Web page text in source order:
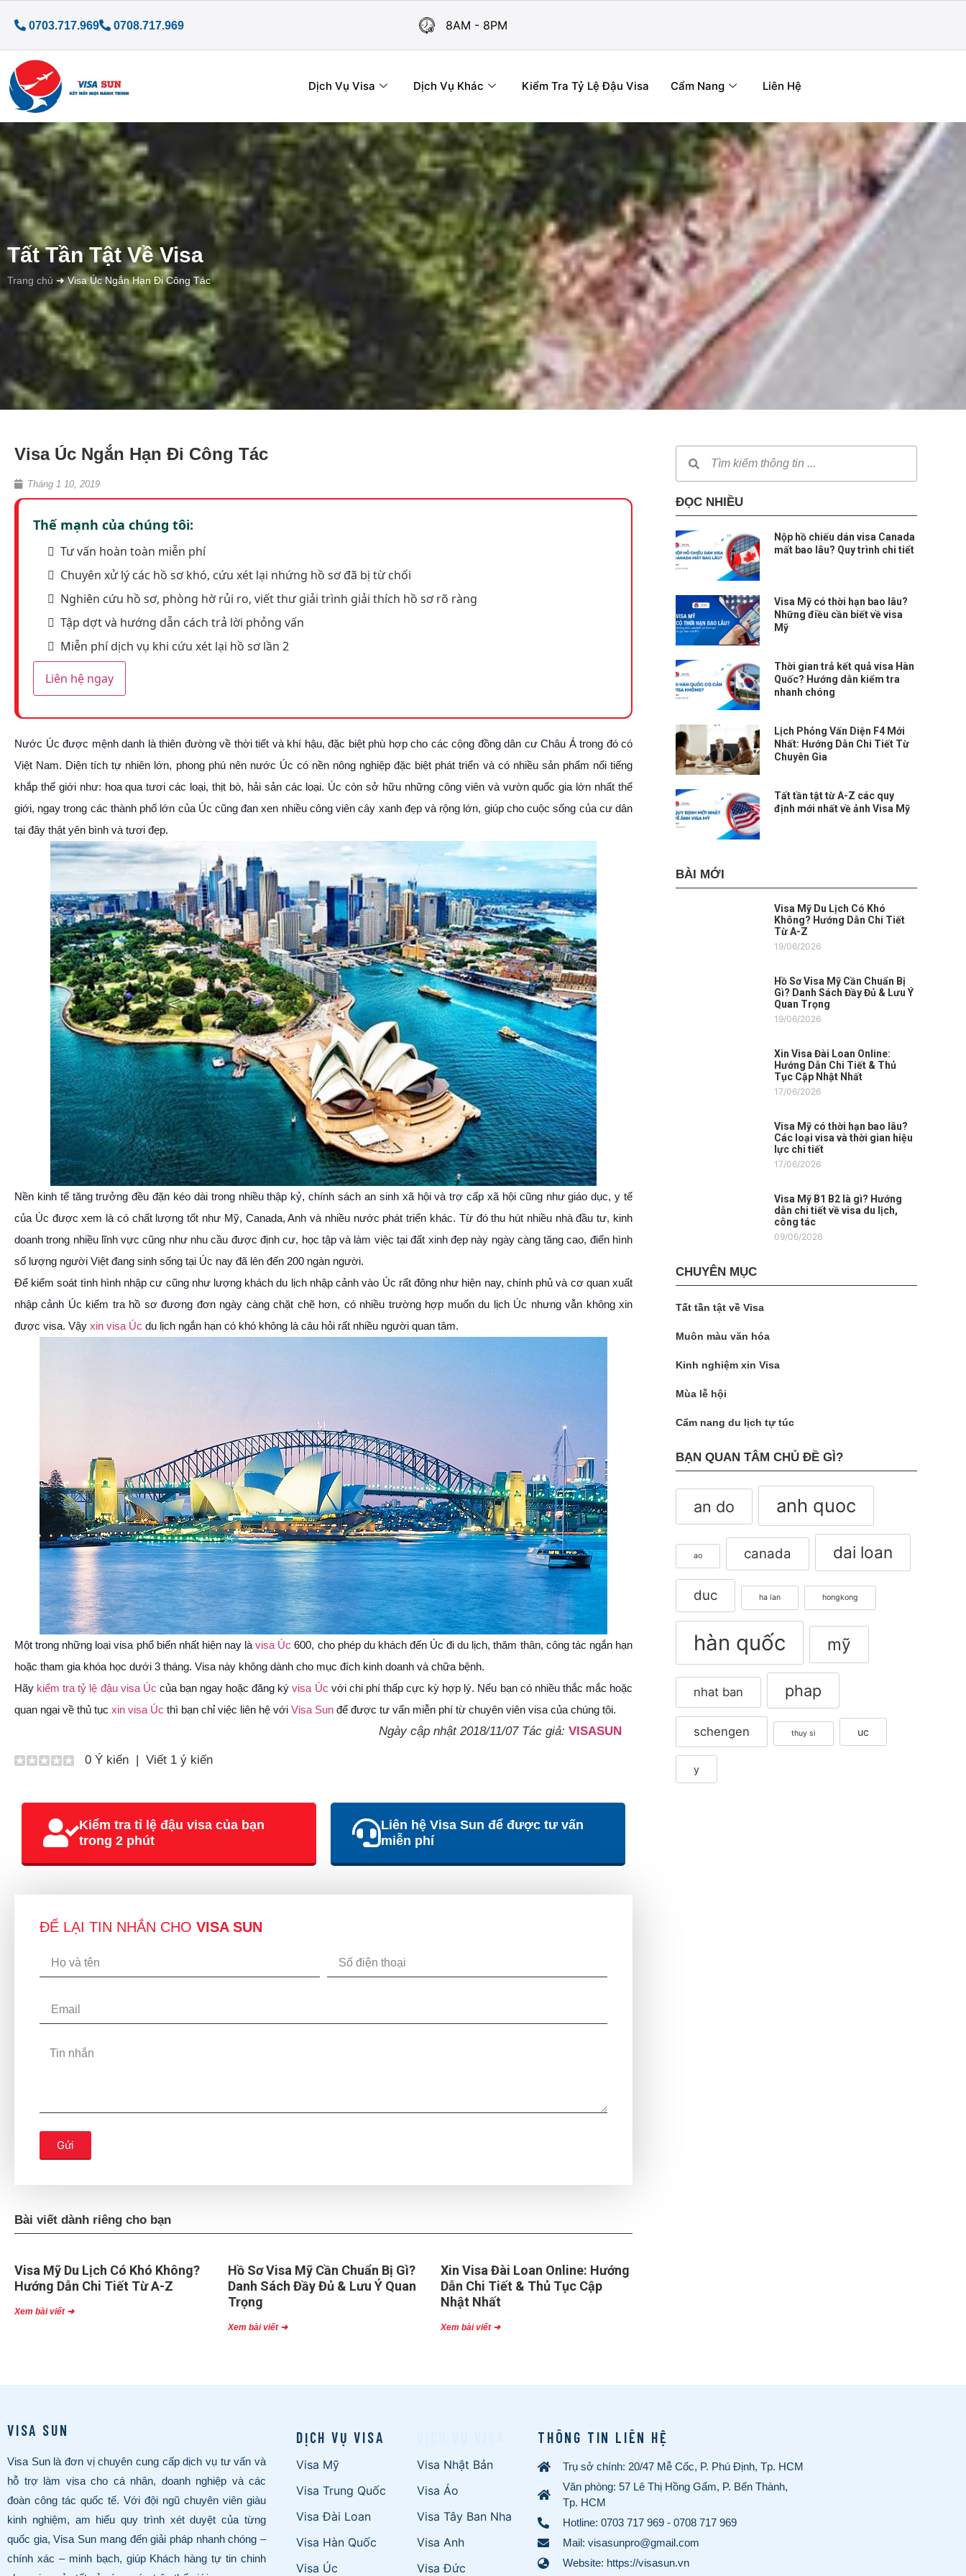
0703.717.969 0708.717.969 8AM - 8PM
Dịch Vụ Visa Dịch Vụ Khác Kiểm Tra Tỷ Lệ Đậu Visa Cẩm Nang Liên Hệ
Tất Tần Tật Về Visa
Trang chủ ➜Visa Úc Ngắn Hạn Đi Công Tác
Visa Úc Ngắn Hạn Đi Công Tác
Tháng 1 10, 2019
Thế mạnh của chúng tôi:
Tư vấn hoàn toàn miễn phí
Chuyên xử lý các hồ sơ khó, cứu xét lại nhứng hồ sơ đã bị từ chối
Nghiên cứu hồ sơ, phòng hờ rủi ro, viết thư giải trình giải thích hồ sơ rõ ràng
Tập dợt và hướng dẫn cách trả lời phỏng vấn
Miễn phí dịch vụ khi cứu xét lại hồ sơ lần 2
Liên hệ ngay
Nước Úc được mệnh danh là thiên đường về thời tiết và khí hậu, đặc biệt phù hợp cho các cộng đồng dân cư Châu Á trong đó có
Việt Nam. Diện tích tự nhiên lớn, phong phú nên nước Úc có nền nông nghiệp đặc biệt phát triển và có nhiều sản phẩm nổi tiếng
khắp thể giới như: hoa qua tươi các loại, thịt bò, hải sản các loại. Úc còn sở hữu những công viên và vườn quốc gia lớn nhất thế
giới, ngay trong các thành phố lớn của Úc cũng đan xen nhiều công viên cây xanh đẹp và rộng lớn, giúp cho cuộc sống của cư dân
tại đây thật yên bình và tươi đẹp.
Nền kinh tế tăng trưởng đều đặn kéo dài trong nhiều thập kỷ, chính sách an sinh xã hội và trợ cấp xã hội cũng như giáo dục, y tế
của Úc được xem là có chất lượng tốt như Mỹ, Canada, Anh và nhiều nước phát triển khác. Từ đó thu hút nhiều nhà đầu tư, kinh
doanh trong nhiều lĩnh vực cũng như nhu cầu được định cư, học tập và làm việc tại đất xinh đẹp này ngày càng tăng cao, điển hình
số lượng người Việt đang sinh sống tại Úc nay đã lên đến 200 ngàn người.
Để kiểm soát tình hình nhập cư cũng như lượng khách du lịch nhập cảnh vào Úc rất đông như hiện nay, chính phủ và cơ quan xuất
nhập cảnh Úc kiểm tra hồ sơ đương đơn ngày càng chặt chẽ hơn, có nhiều trường hợp muốn du lịch Úc nhưng vẫn không xin
được visa. Vậy xin visa Úc du lịch ngắn hạn có khó không là câu hỏi rất nhiều người quan tâm.
Một trong những loại visa phổ biến nhất hiện nay làvisa Úc 600, cho phép du khách đến Úc đi du lịch, thăm thân, công tác ngắn hạn
hoặc tham gia khóa học dưới 3 tháng. Visa này không dành cho mục đích kinh doanh và chữa bệnh.
Hãy kiểm tra tỷ lệ đậu visa Úc của bạn ngay hoặc đăng kývisa Úc với chi phí thấp cực kỳ hợp lý. Nếu bạn có nhiều thắc mắc hoặc
quan ngại về thủ tục xin visa Úc thì bạn chỉ việc liên hệ với Visa Sun để được tư vấn miễn phí từ chuyên viên visa của chúng tôi.
Ngày cập nhật 2018/11/07 Tác giả: VISASUN
0 Ý kiến | Viết 1 ý kiến
Kiểm tra tỉ lệ đậu visa của bạn
trong 2 phút
Liên hệ Visa Sun để được tư vấn
miễn phí
ĐỂ LẠI TIN NHẮN CHO VISA SUN
Gửi
Bài viết dành riêng cho bạn
Visa Mỹ Du Lịch Có Khó Không?
Hướng Dẫn Chi Tiết Từ A-Z
Xem bài viết ➜
Hồ Sơ Visa Mỹ Cần Chuẩn Bị Gì?
Danh Sách Đầy Đủ & Lưu Ý Quan
Trọng
Xem bài viết ➜
Xin Visa Đài Loan Online: Hướng
Dẫn Chi Tiết & Thủ Tục Cập
Nhật Nhất
Xem bài viết ➜
ĐỌC NHIỀU
Nộp hồ chiếu dán visa Canada
mất bao lâu? Quy trình chi tiết
Visa Mỹ có thời hạn bao lâu?
Những điều cần biết về visa
Mỹ
Thời gian trả kết quả visa Hàn
Quốc? Hướng dẫn kiểm tra
nhanh chóng
Lịch Phỏng Vấn Diện F4 Mới
Nhất: Hướng Dẫn Chi Tiết Từ
Chuyên Gia
Tất tần tật từ A-Z các quy
định mới nhất về ảnh Visa Mỹ
BÀI MỚI
Visa Mỹ Du Lịch Có Khó
Không? Hướng Dẫn Chi Tiết
Từ A-Z
19/06/2026
Hồ Sơ Visa Mỹ Cần Chuẩn Bị
Gì? Danh Sách Đầy Đủ & Lưu Ý
Quan Trọng
19/06/2026
Xin Visa Đài Loan Online:
Hướng Dẫn Chi Tiết & Thủ
Tục Cập Nhật Nhất
17/06/2026
Visa Mỹ có thời hạn bao lâu?
Các loại visa và thời gian hiệu
lực chi tiết
17/06/2026
Visa Mỹ B1 B2 là gì? Hướng
dẫn chi tiết về visa du lịch,
công tác
09/06/2026
CHUYÊN MỤC
Tất tần tật về Visa
Muôn màu văn hóa
Kinh nghiệm xin Visa
Mùa lễ hội
Cẩm nang du lịch tự túc
BẠN QUAN TÂM CHỦ ĐỀ GÌ?
an do anh quoc
ao canada dai loan
duc ha lan hongkong
hàn quốc mỹ
nhat ban phap
schengen thuy si uc
y
VISA SUN
Visa Sun là đơn vị chuyên cung cấp dịch vụ tư vấn và
hỗ trợ làm visa cho cá nhân, doanh nghiệp và các
đoàn công tác quốc tế. Với đội ngũ chuyên viên giàu
kinh nghiệm, am hiểu quy trình xét duyệt của từng
quốc gia, Visa Sun mang đến giải pháp nhanh chóng –
chính xác – minh bạch, giúp Khách hàng tự tin chinh
DỊCH VỤ VISA
Visa Mỹ
Visa Trung Quốc
Visa Đài Loan
Visa Hàn Quốc
Visa Úc
Visa Nhật Bản
Visa Áo
Visa Tây Ban Nha
Visa Anh
Visa Đức
THÔNG TIN LIÊN HỆ
Trụ sở chính: 20/47 Mễ Cốc, P. Phú Định, Tp. HCM
Văn phòng: 57 Lê Thị Hồng Gấm, P. Bến Thành,
Tp. HCM
Hotline: 0703 717 969 - 0708 717 969
Mail: visasunpro@gmail.com
Website: https://visasun.vn